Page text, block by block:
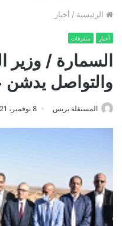
الرئيسية / أخبار
أخبار متفرقات
السمارة / وزير
والتواصل يدشن
المستقلة بريس 8 نوفمبر، 2021